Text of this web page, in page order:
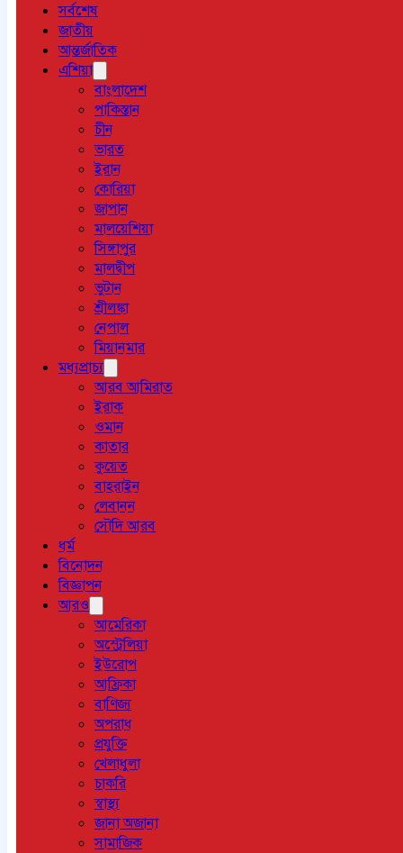
সর্বশেষ
জাতীয়
আন্তর্জাতিক
এশিয়া
বাংলাদেশ
পাকিস্তান
চীন
ভারত
ইরান
কোরিয়া
জাপান
মালয়েশিয়া
সিঙ্গাপুর
মালদ্বীপ
ভুটান
শ্রীলঙ্কা
নেপাল
মিয়ানমার
মধ্যপ্রাচ্য
আরব আমিরাত
ইরাক
ওমান
কাতার
কুয়েত
বাহরাইন
লেবানন
সৌদি আরব
ধর্ম
বিনোদন
বিজ্ঞাপন
আরও
আমেরিকা
অস্ট্রেলিয়া
ইউরোপ
আফ্রিকা
বাণিজ্য
অপরাধ
প্রযুক্তি
খেলাধুলা
চাকরি
স্বাস্থ্য
জানা অজানা
সামাজিক